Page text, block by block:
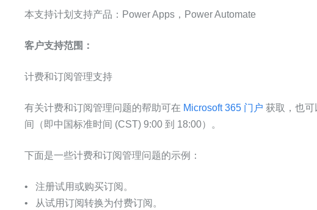
本支持计划支持产品：Power Apps，Power Automate
客户支持范围：
计费和订阅管理支持
有关计费和订阅管理问题的帮助可在 Microsoft 365 门户 获取，也
间（即中国标准时间 (CST) 9:00 到 18:00）。
下面是一些计费和订阅管理问题的示例：
• 注册试用或购买订阅。
• 从试用订阅转换为付费订阅。